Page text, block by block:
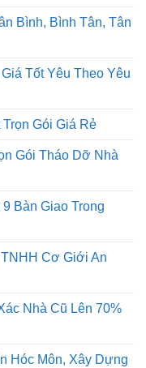
Bình, Bình Tân, Tân
Tốt Yêu Theo Yêu
Gói Giá Rẻ
Gói Tháo Dỡ Nhà
Bàn Giao Trong
Cơ Giới An
Nhà Cũ Lên 70%
Hóc Môn, Xây Dựng